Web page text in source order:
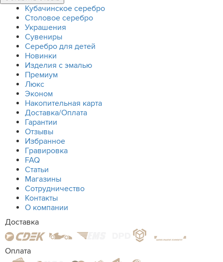
Кубачинское серебро
Столовое серебро
Украшения
Сувениры
Серебро для детей
Новинки
Изделия с эмалью
Премиум
Люкс
Эконом
Накопительная карта
Доставка/Оплата
Гарантии
Отзывы
Избранное
Гравировка
FAQ
Статьи
Магазины
Сотрудничество
Контакты
О компании
Доставка
Оплата